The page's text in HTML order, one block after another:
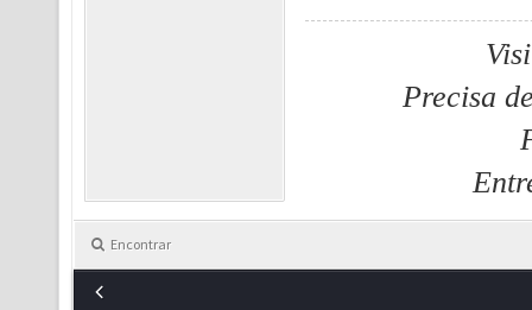
Precisa
Encontrar